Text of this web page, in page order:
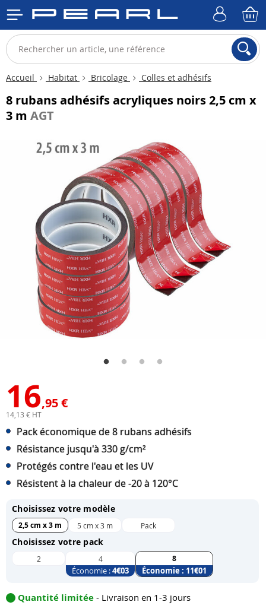
Accueil Habitat Bricolage Colles et adhésifs
8 rubans adhésifs acryliques noirs 2,5 cm x
3 m AGT
16,95 €
14,13 € HT
Pack économique de 8 rubans adhésifs
Résistance jusqu'à 330 g/cm²
Protégés contre l'eau et les UV
Résistent à la chaleur de -20 à 120°C
Choisissez votre modèle
2,5 cm x 3 m 5 cm x 3 m Pack
Choisissez votre pack
2 4
Économie :4€03
8
Économie : 11€01
Quantité limitée - Livraison en 1-3 jours